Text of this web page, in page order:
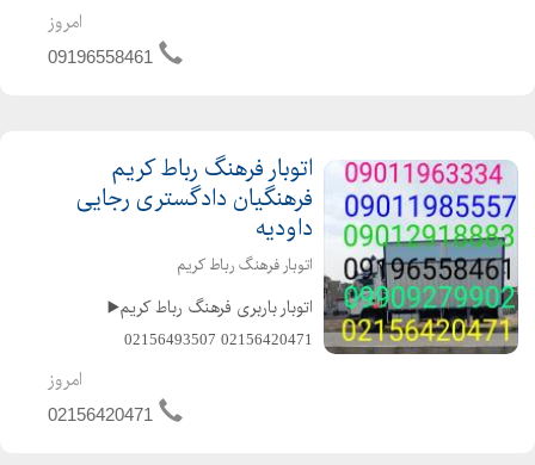
◀️09127291159 ️متخصص در حمل و نقل
اثاثیه منزل وجهیزیه و مبلمان و شرکتها
امروز
09196558461
اتوبار فرهنگ رباط کریم
فرهنگیان دادگستری رجایی
داودیه
اتوبار فرهنگ رباط کریم
️اتوبار باربری فرهنگ رباط کریم▶️
️02156420471 ️02156493507
️09196558461 ️09011963334
امروز
02156420471